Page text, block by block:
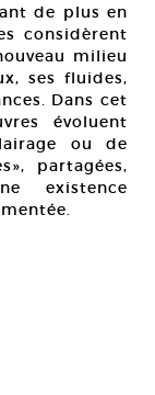
de plus en
considèrent
milieu
ses fluides,
Dans cet
évoluent
ou de
partagées,
existence